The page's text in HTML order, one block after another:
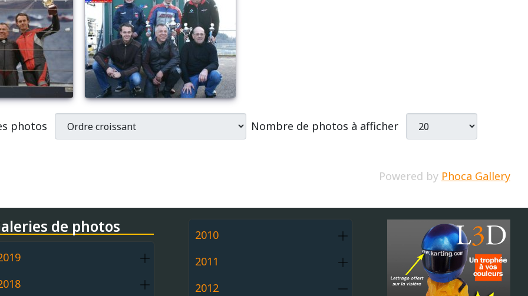
photos Nombre de photos à afficher
Powered by Phoca Gallery
de photos
2010
2011
2012